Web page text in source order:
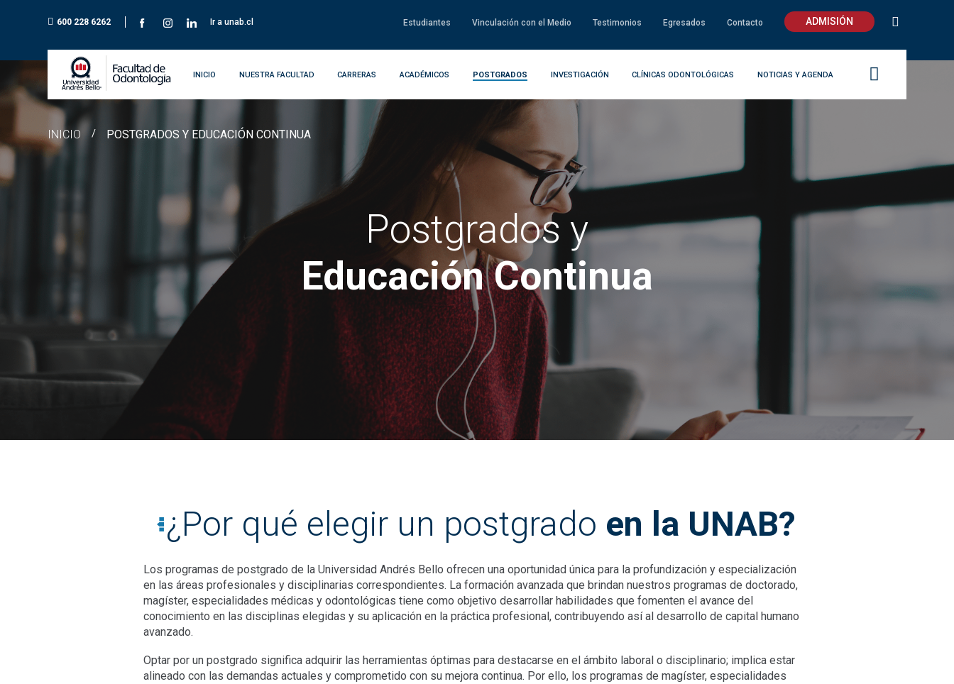
600 228 6262 Ir a unab.cl Estudiantes Vinculación con el Medio Testimonios Egresados Contacto ADMISIÓN
INICIO NUESTRA FACULTAD CARRERAS ACADÉMICOS POSTGRADOS INVESTIGACIÓN CLÍNICAS ODONTOLÓGICAS NOTICIAS Y AGENDA
INICIO / POSTGRADOS Y EDUCACIÓN CONTINUA
Postgrados y
Educación Continua
¿Por qué elegir un postgrado en la UNAB?
Los programas de postgrado de la Universidad Andrés Bello ofrecen una oportunidad única para la profundización y especialización
en las áreas profesionales y disciplinarias correspondientes. La formación avanzada que brindan nuestros programas de doctorado,
magíster, especialidades médicas y odontológicas tiene como objetivo desarrollar habilidades que fomenten el avance del
conocimiento en las disciplinas elegidas y su aplicación en la práctica profesional, contribuyendo así al desarrollo de capital humano
avanzado.
Optar por un postgrado significa adquirir las herramientas óptimas para destacarse en el ámbito laboral o disciplinario; implica estar
alineado con las demandas actuales y comprometido con su mejora continua. Por ello, los programas de magíster, especialidades